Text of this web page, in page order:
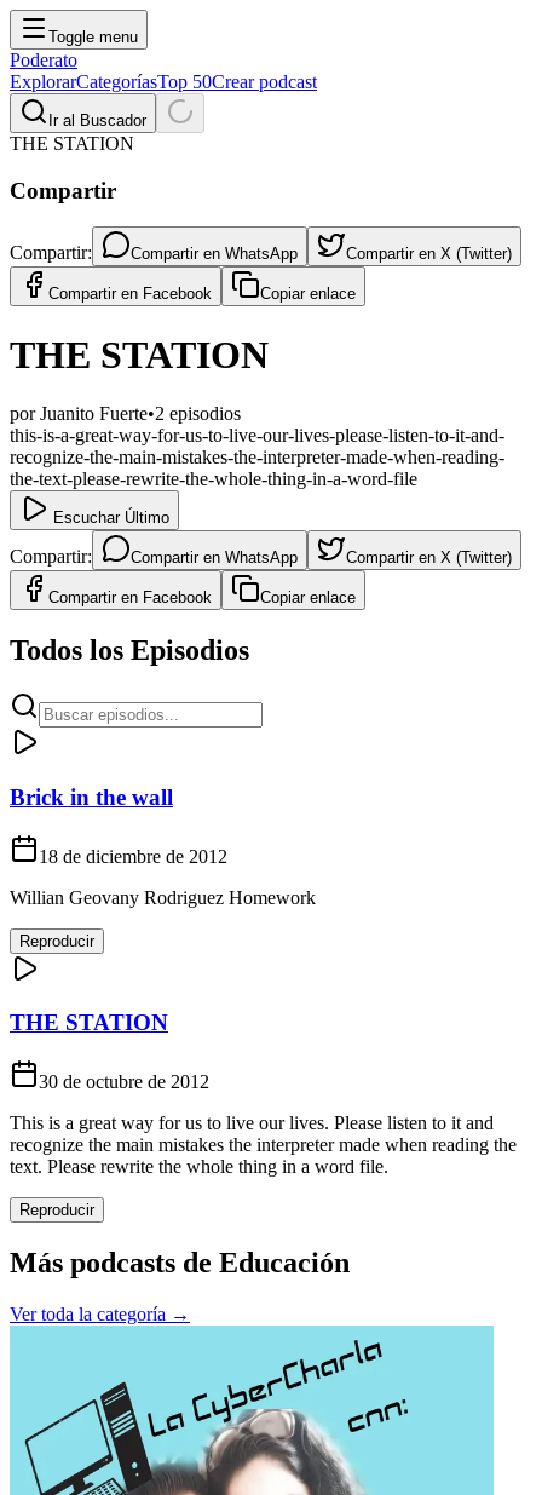
Toggle menu
Poderato
ExplorarCategoríasTop 50Crear podcast
Ir al Buscador
THE STATION
Compartir
Compartir: Compartir en WhatsApp Compartir en X (Twitter)
Compartir en Facebook Copiar enlace
THE STATION
porJuanito Fuerte•2 episodios
this-is-a-great-way-for-us-to-live-our-lives-please-listen-to-it-and-
recognize-the-main-mistakes-the-interpreter-made-when-reading-
the-text-please-rewrite-the-whole-thing-in-a-word-file
Escuchar Último
Compartir: Compartir en WhatsApp Compartir en X (Twitter)
Compartir en Facebook Copiar enlace
Todos los Episodios
Brick in the wall
18 de diciembre de 2012
Willian Geovany Rodriguez Homework
Reproducir
THE STATION
30 de octubre de 2012
This is a great way for us to live our lives. Please listen to it and
recognize the main mistakes the interpreter made when reading the
text. Please rewrite the whole thing in a word file.
Reproducir
Más podcasts de Educación
Ver toda la categoría →